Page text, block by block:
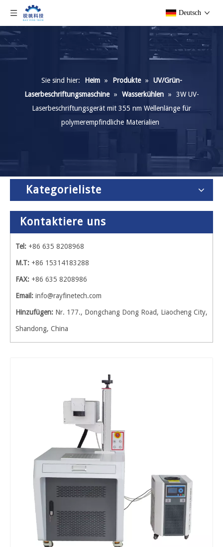
Deutsch
Sie sind hier: Heim » Produkte »
UV/Grün-
Laserbeschriftungsmaschine » Wasserkühlen »
3W UV-
Laserbeschriftungsgerät mit 355 nm Wellenlänge für
polymerempfindliche Materialien
Kategorieliste
Kontaktiere uns
Tel: +86 635 8208968
M.T: +86 15314183288
FAX: +86 635 8208986
Email: info@rayfinetech.com
Hinzufügen: Nr. 177., Dongchang Dong Road, Liaocheng City,
Shandong, China